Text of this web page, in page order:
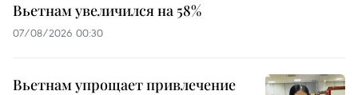
Вьетнам увеличился на 58%
07/08/2026 00:30
Вьетнам упрощает привлечение